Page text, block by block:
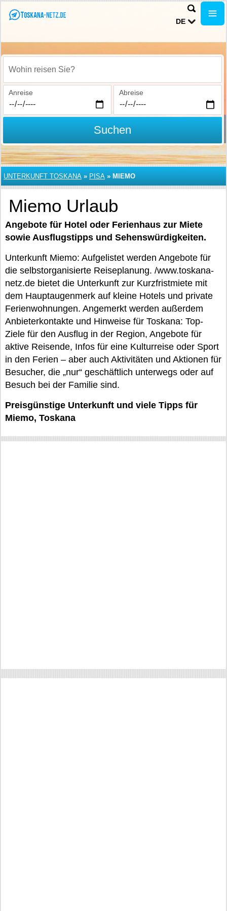
DE
Wohin reisen Sie?
Anreise Abreise
Suchen
UNTERKUNFT TOSKANA » PISA » MIEMO
Miemo Urlaub
Angebote für Hotel oder Ferienhaus zur Miete
sowie Ausflugstipps und Sehenswürdigkeiten.
Unterkunft Miemo: Aufgelistet werden Angebote für
die selbstorganisierte Reiseplanung. /www.toskana-
netz.de bietet die Unterkunft zur Kurzfristmiete mit
dem Hauptaugenmerk auf kleine Hotels und private
Ferienwohnungen. Angemerkt werden außerdem
Anbieterkontakte und Hinweise für Toskana: Top-
Ziele für den Ausflug in der Region, Angebote für
aktive Reisende, Infos für eine Kulturreise oder Sport
in den Ferien – aber auch Aktivitäten und Aktionen für
Besucher, die „nur“ geschäftlich unterwegs oder auf
Besuch bei der Familie sind.
Preisgünstige Unterkunft und viele Tipps für
Miemo, Toskana